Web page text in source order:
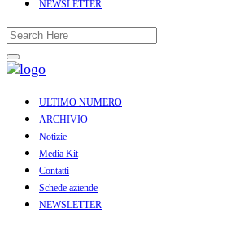
NEWSLETTER
ULTIMO NUMERO
ARCHIVIO
Notizie
Media Kit
Contatti
Schede aziende
NEWSLETTER